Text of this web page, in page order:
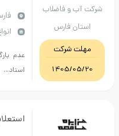
آب و فاضلاب
استان فارس
مهلت شرکت
1405/05/20
در روستای
فارس / فسا
انواع چاه
عدم بارگزاری
اسناد...
استعلام SOCKET & PLUG